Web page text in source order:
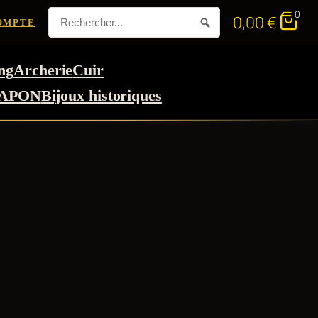
0,00€ 0
ArcherieCuir
Bijoux historiques